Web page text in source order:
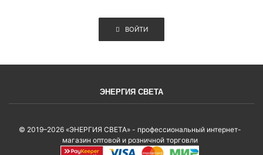
ВОЙТИ
ЭНЕРГИЯ СВЕТА
© 2019–2026 «ЭНЕРГИЯ СВЕТА» - профессиональный интернет-
магазин оптовой и розничной торговли